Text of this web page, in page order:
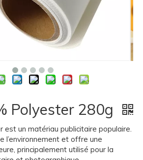
Polyester 280g
est un matériau publicitaire populaire.
l’environnement et offre une
principalement utilisé pour la